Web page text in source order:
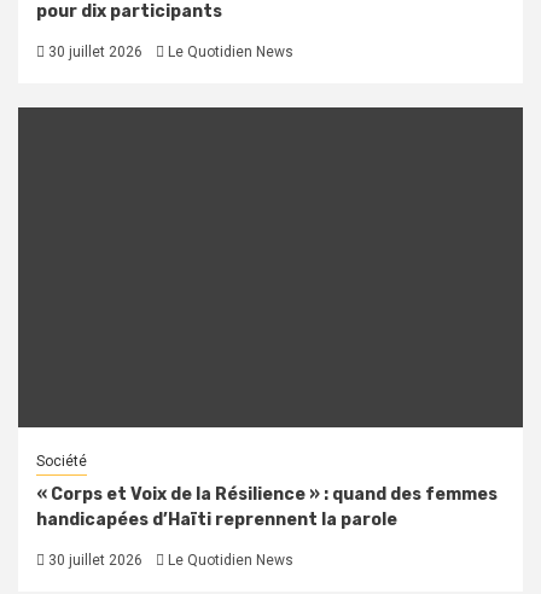
pour dix participants
30 juillet 2026 Le Quotidien News
Société
« Corps et Voix de la Résilience » : quand des femmes
handicapées d’Haïti reprennent la parole
30 juillet 2026 Le Quotidien News